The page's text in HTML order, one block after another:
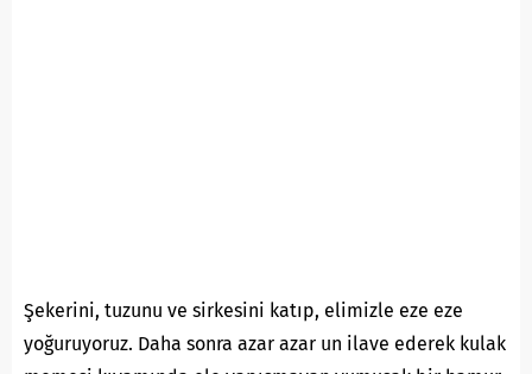
Şekerini, tuzunu ve sirkesini katıp, elimizle eze eze
yoğuruyoruz. Daha sonra azar azar un ilave ederek kulak